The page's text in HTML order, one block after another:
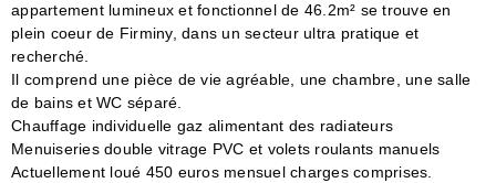
appartement lumineux et fonctionnel de 46.2m² se trouve en
plein coeur de Firminy, dans un secteur ultra pratique et
recherché.
Il comprend une pièce de vie agréable, une chambre, une salle
de bains et WC séparé.
Chauffage individuelle gaz alimentant des radiateurs
Menuiseries double vitrage PVC et volets roulants manuels
Actuellement loué 450 euros mensuel charges comprises.